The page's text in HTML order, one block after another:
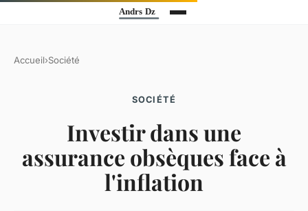
Accueil›Société
SOCIÉTÉ
Investir dans une
assurance obsèques face à
l'inflation